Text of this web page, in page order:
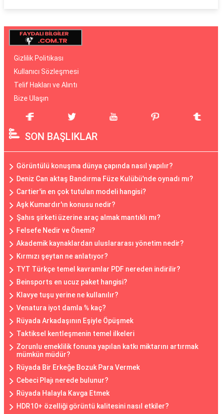
Gizlilik Politikası
Kullanıcı Sözleşmesi
Telif Hakları ve Alıntı
Bize Ulaşın
SON BAŞLIKLAR
Görüntülü konuşma dünya çapında nasıl yapılır?
Deniz Can aktaş Bandırma Füze Kulübü'nde oynadı mı?
Cartier'in en çok tutulan modeli hangisi?
Aşk Kumardır'ın konusu nedir?
Şahıs şirketi üzerine araç almak mantıklı mı?
Felsefe Nedir ve Önemi?
Akademik kaynaklardan uluslararası yönetim nedir?
Kırmızı şeytan ne anlatıyor?
TYT Türkçe temel kavramlar PDF nereden indirilir?
Beinsports en ucuz paket hangisi?
Klavye tuşu yerine ne kullanılır?
Venatura iyot damla % kaç?
Rüyada Arkadaşının Eşiyle Öpüşmek
Taktiksel kentleşmenin temel ilkeleri
Zorunlu emeklilik fonuna yapılan katkı miktarını artırmak
mümkün müdür?
Rüyada Bir Erkeğe Bozuk Para Vermek
Cebeci Plajı nerede bulunur?
Rüyada Halayla Kavga Etmek
HDR10+ özelliği görüntü kalitesini nasıl etkiler?